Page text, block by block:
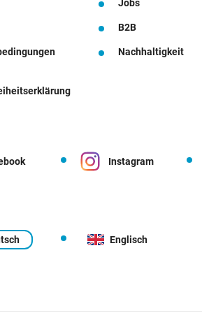
Jobs
B2B
Nachhaltigkeit
Instagram
Englisch